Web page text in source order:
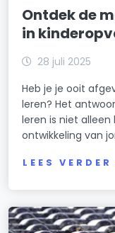
Ontdek de
in
28 juli 2025
Heb je je ooit
leren? Het
leren is niet alleen
ontwikkeling van
LEES VERDER